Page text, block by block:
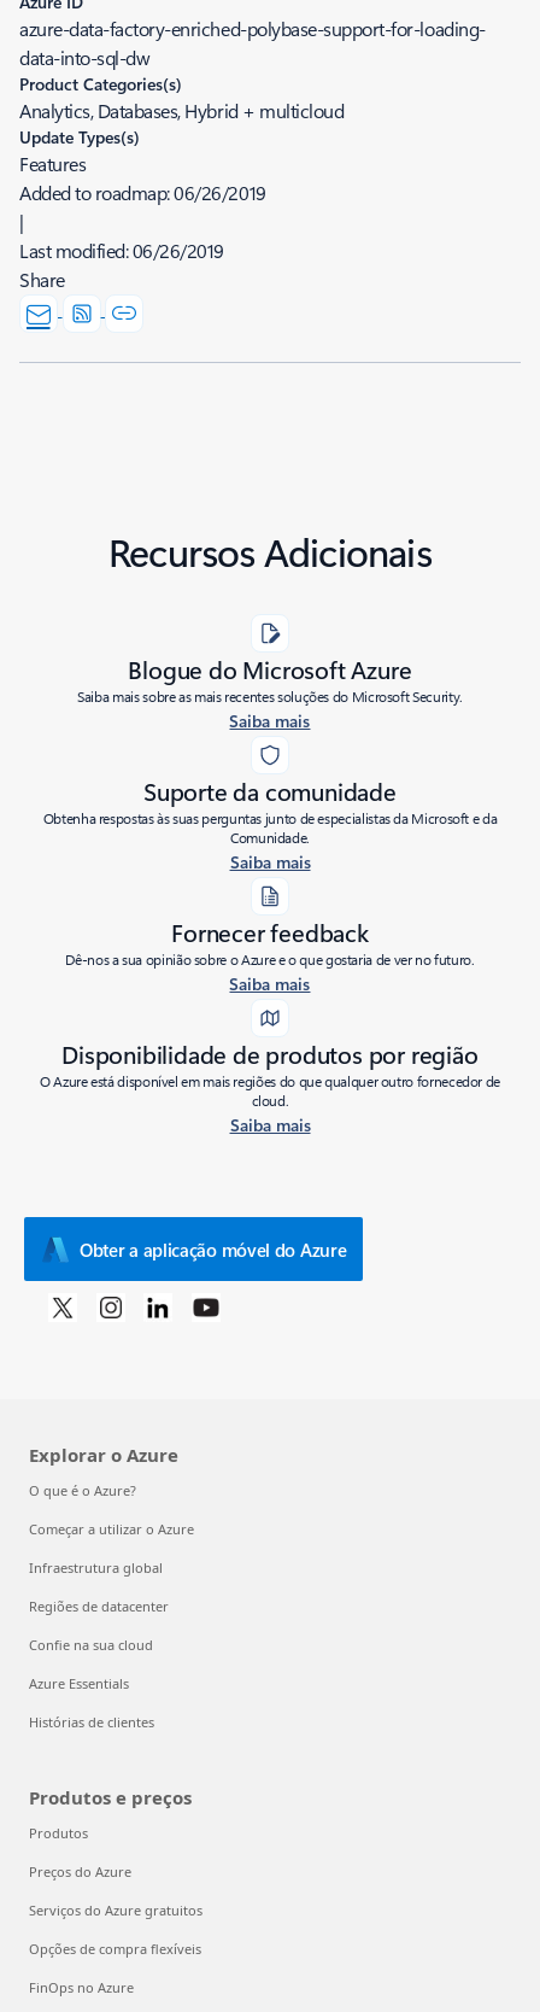
azure-data-factory-enriched-polybase-support-for-loading-
data-into-sql-dw
Product Categories(s)
Analytics, Databases, Hybrid + multicloud
Update Types(s)
Features
Added to roadmap:06/26/2019
|
Last modified:06/26/2019
Share
Recursos Adicionais
Blogue do Microsoft Azure
Saiba mais sobre as mais recentes soluções do Microsoft Security.
Saiba mais
Suporte da comunidade
Obtenha respostas às suas perguntas junto de especialistas da Microsoft e da
Comunidade.
Saiba mais
Fornecer feedback
Dê-nos a sua opinião sobre o Azure e o que gostaria de ver no futuro.
Saiba mais
Disponibilidade de produtos por região
O Azure está disponível em mais regiões do que qualquer outro fornecedor de
cloud.
Saiba mais
Obter a aplicação móvel do Azure
Explorar o Azure
O que é o Azure?
Começar a utilizar o Azure
Infraestrutura global
Regiões de datacenter
Confie na sua cloud
Azure Essentials
Histórias de clientes
Produtos e preços
Produtos
Preços do Azure
Serviços do Azure gratuitos
Opções de compra flexíveis
FinOps no Azure